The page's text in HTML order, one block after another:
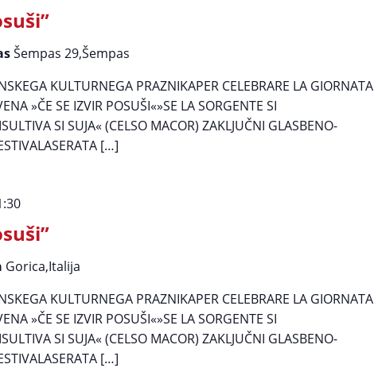
Šempas 29,Šempas
KULTURNEGA PRAZNIKAPER CELEBRARE LA GIORNATA
»ČE SE IZVIR POSUŠI«»SE LA SORGENTE SI
SI SUJA« (CELSO MACOR) ZAKLJUČNI GLASBENO-
[…]
Gorica,Italija
KULTURNEGA PRAZNIKAPER CELEBRARE LA GIORNATA
»ČE SE IZVIR POSUŠI«»SE LA SORGENTE SI
SI SUJA« (CELSO MACOR) ZAKLJUČNI GLASBENO-
[…]